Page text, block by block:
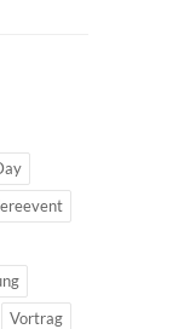
Vortrag